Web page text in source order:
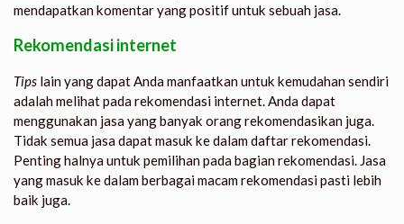
mendapatkan komentar yang positif untuk sebuah jasa.
Rekomendasi internet
Tips lain yang dapat Anda manfaatkan untuk kemudahan sendiri
adalah melihat pada rekomendasi internet. Anda dapat
menggunakan jasa yang banyak orang rekomendasikan juga.
Tidak semua jasa dapat masuk ke dalam daftar rekomendasi.
Penting halnya untuk pemilihan pada bagian rekomendasi. Jasa
yang masuk ke dalam berbagai macam rekomendasi pasti lebih
baik juga.